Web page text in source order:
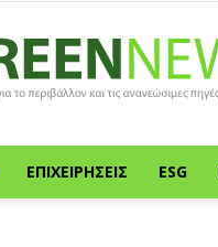
Green
ΕΠΙΧΕΙΡΉΣΕΙΣ ESG